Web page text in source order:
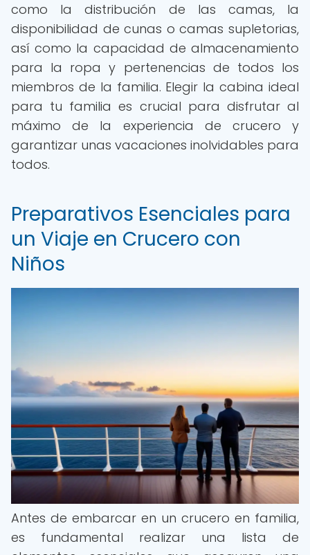
como la distribución de las camas, la
disponibilidad de cunas o camas supletorias,
así como la capacidad de almacenamiento
para la ropa y pertenencias de todos los
miembros de la familia. Elegir la cabina ideal
para tu familia es crucial para disfrutar al
máximo de la experiencia de crucero y
garantizar unas vacaciones inolvidables para
todos.
Preparativos Esenciales para
un Viaje en Crucero con
Niños
Antes de embarcar en un crucero en familia,
es fundamental realizar una lista de